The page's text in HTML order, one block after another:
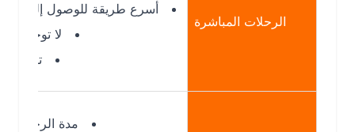
الرحلات المباشرة
أسرع طريقة للوصول إلى الرياض
لا توجد توقفات
تكلفة أعلى
مدة الرحلة: أطول